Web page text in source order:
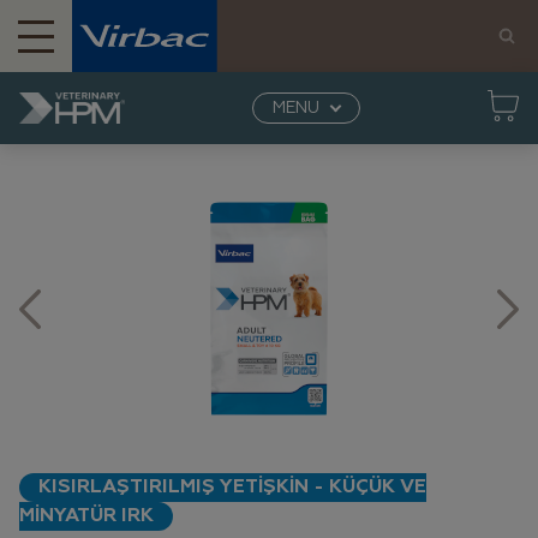
Ana Sayfa Anasayfaya dön SSS Beslenme Adult Neutered Dog Food - Small & Toy
MENU
KISIRLAŞTIRILMIŞ YETİŞKİN - KÜÇÜK VE
MİNYATÜR IRK